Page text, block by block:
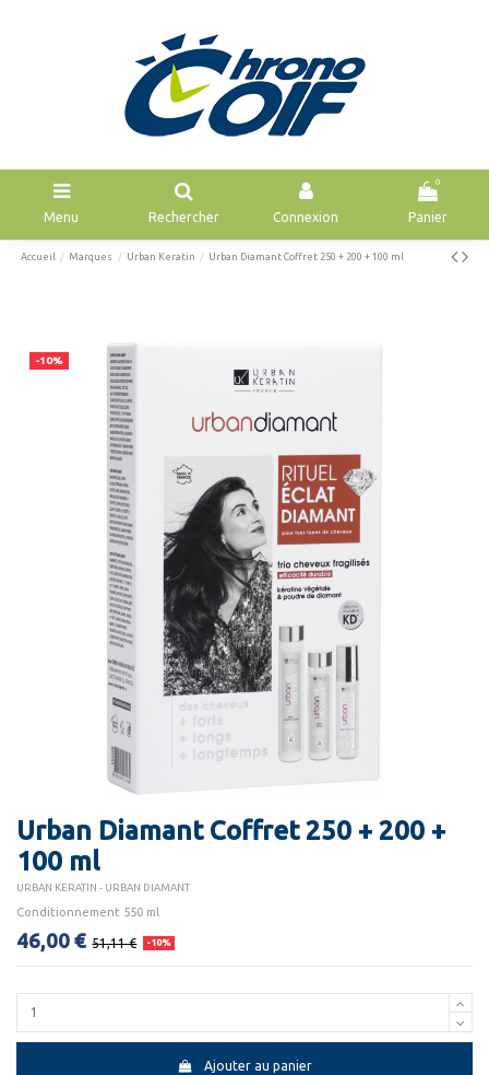
Menu Rechercher Connexion
0
Panier
Accueil Marques Urban Keratin Urban Diamant Coffret 250 + 200 + 100 ml
-10%
Urban Diamant Coffret 250 + 200 +
100 ml
URBAN KERATIN - URBAN DIAMANT
Conditionnement 550 ml
46,00 € 51,11 € -10%
Ajouter au panier